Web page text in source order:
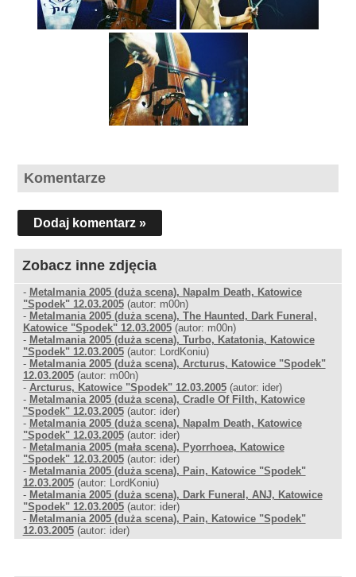
Komentarze
Dodaj komentarz »
Zobacz inne zdjęcia
- Metalmania 2005 (duża scena), Napalm Death, Katowice
"Spodek" 12.03.2005(autor: m00n)
- Metalmania 2005 (duża scena), The Haunted, Dark Funeral,
Katowice "Spodek" 12.03.2005(autor: m00n)
- Metalmania 2005 (duża scena), Turbo, Katatonia, Katowice
"Spodek" 12.03.2005(autor: LordKoniu)
- Metalmania 2005 (duża scena), Arcturus, Katowice "Spodek"
12.03.2005(autor: m00n)
- Arcturus, Katowice "Spodek" 12.03.2005(autor: ider)
- Metalmania 2005 (duża scena), Cradle Of Filth, Katowice
"Spodek" 12.03.2005(autor: ider)
- Metalmania 2005 (duża scena), Napalm Death, Katowice
"Spodek" 12.03.2005(autor: ider)
- Metalmania 2005 (mała scena), Pyorrhoea, Katowice
"Spodek" 12.03.2005(autor: ider)
- Metalmania 2005 (duża scena), Pain, Katowice "Spodek"
12.03.2005(autor: LordKoniu)
- Metalmania 2005 (duża scena), Dark Funeral, ANJ, Katowice
"Spodek" 12.03.2005(autor: ider)
- Metalmania 2005 (duża scena), Pain, Katowice "Spodek"
12.03.2005(autor: ider)